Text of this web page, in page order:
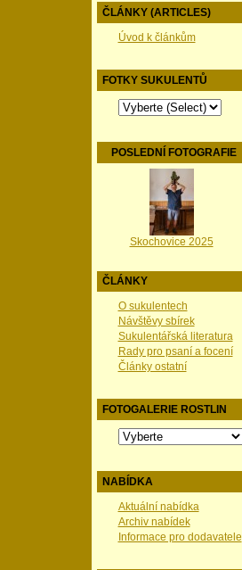
ČLÁNKY (ARTICLES)
Úvod k článkům
FOTKY SUKULENTŮ
POSLEDNÍ FOTOGRAFIE
Skochovice 2025
ČLÁNKY
O sukulentech
Návštěvy sbírek
Sukulentářská literatura
Rady pro psaní a focení
Články ostatní
FOTOGALERIE ROSTLIN
NABÍDKA
Aktuální nabídka
Archiv nabídek
Informace pro dodavatele